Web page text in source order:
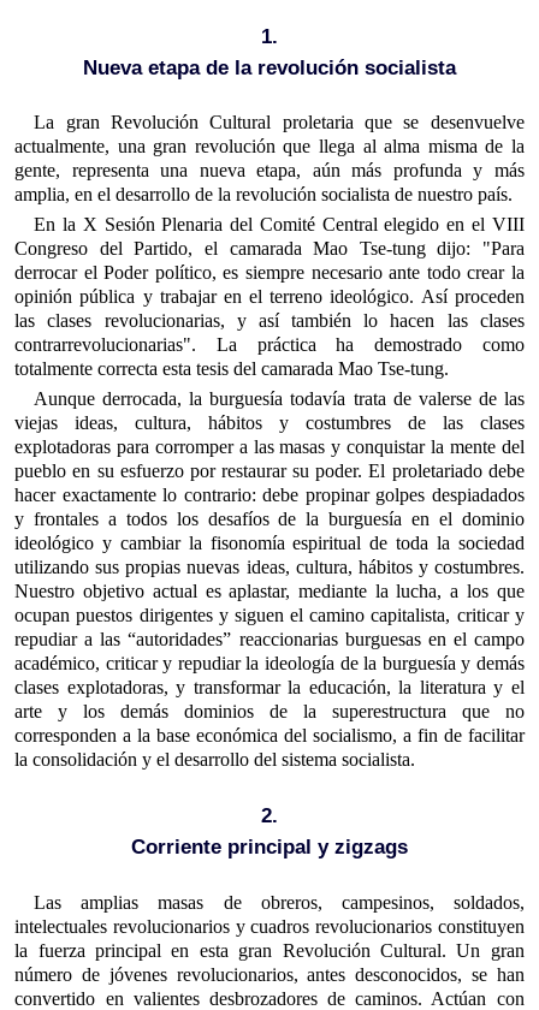
1.
Nueva etapa de la revolución socialista
La gran Revolución Cultural proletaria que se desenvuelve
actualmente, una gran revolución que llega al alma misma de la
gente, representa una nueva etapa, aún más profunda y más
amplia, en el desarrollo de la revolución socialista de nuestro país.
En la X Sesión Plenaria del Comité Central elegido en el VIII
Congreso del Partido, el camarada Mao Tse-tung dijo: "Para
derrocar el Poder político, es siempre necesario ante todo crear la
opinión pública y trabajar en el terreno ideológico. Así proceden
las clases revolucionarias, y así también lo hacen las clases
contrarrevolucionarias". La práctica ha demostrado como
totalmente correcta esta tesis del camarada Mao Tse-tung.
Aunque derrocada, la burguesía todavía trata de valerse de las
viejas ideas, cultura, hábitos y costumbres de las clases
explotadoras para corromper a las masas y conquistar la mente del
pueblo en su esfuerzo por restaurar su poder. El proletariado debe
hacer exactamente lo contrario: debe propinar golpes despiadados
y frontales a todos los desafíos de la burguesía en el dominio
ideológico y cambiar la fisonomía espiritual de toda la sociedad
utilizando sus propias nuevas ideas, cultura, hábitos y costumbres.
Nuestro objetivo actual es aplastar, mediante la lucha, a los que
ocupan puestos dirigentes y siguen el camino capitalista, criticar y
repudiar a las “autoridades” reaccionarias burguesas en el campo
académico, criticar y repudiar la ideología de la burguesía y demás
clases explotadoras, y transformar la educación, la literatura y el
arte y los demás dominios de la superestructura que no
corresponden a la base económica del socialismo, a fin de facilitar
la consolidación y el desarrollo del sistema socialista.
2.
Corriente principal y zigzags
Las amplias masas de obreros, campesinos, soldados,
intelectuales revolucionarios y cuadros revolucionarios constituyen
la fuerza principal en esta gran Revolución Cultural. Un gran
número de jóvenes revolucionarios, antes desconocidos, se han
convertido en valientes desbrozadores de caminos. Actúan con